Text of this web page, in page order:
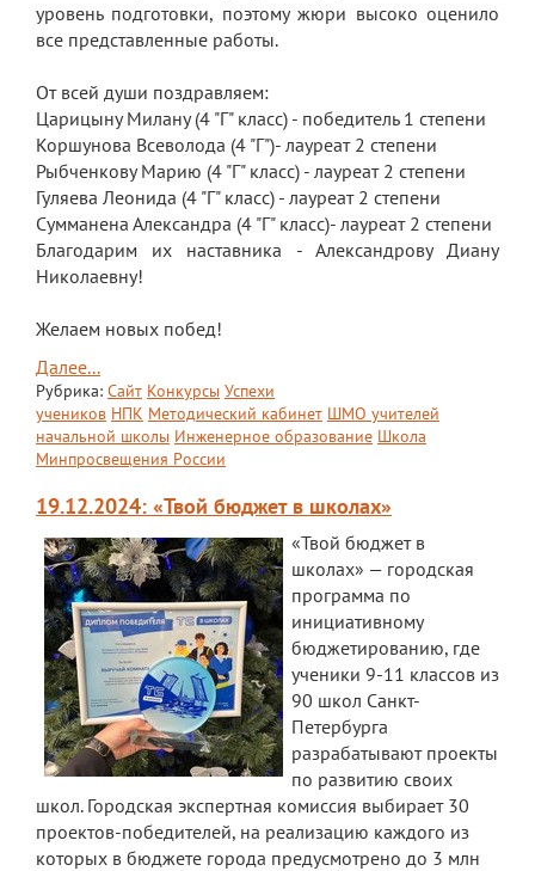
уровень подготовки, поэтому жюри высоко оценило
все представленные работы.
От всей души поздравляем:
Царицыну Милану (4 "Г" класс) - победитель 1 степени
Коршунова Всеволода (4 "Г")- лауреат 2 степени
Рыбченкову Марию (4 "Г" класс) - лауреат 2 степени
Гуляева Леонида (4 "Г" класс) - лауреат 2 степени
Сумманена Александра (4 "Г" класс)- лауреат 2 степени
Благодарим их наставника - Александрову Диану
Николаевну!
Желаем новых побед!
Далее...
Рубрика: Сайт Конкурсы Успехи
учеников НПК Методический кабинет ШМО учителей
начальной школы Инженерное образование Школа
Минпросвещения России
19.12.2024: «Твой бюджет в школах»
«Твой бюджет в
школах» — городская
программа по
инициативному
бюджетированию, где
ученики 9-11 классов из
90 школ Санкт-
Петербурга
разрабатывают проекты
по развитию своих
школ. Городская экспертная комиссия выбирает 30
проектов-победителей, на реализацию каждого из
которых в бюджете города предусмотрено до 3 млн